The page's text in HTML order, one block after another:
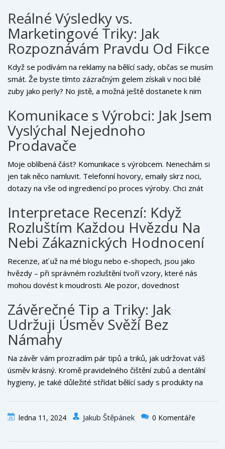
sociální sítě, a já si každou pečlivě přečtu a zaznamenám si
zajímavé poznatky. Bruno se sice o zpětnou vazbu nezajímá
tak, jak bych si přál, ale on má radost hlavně z dobře
upečené kosti, takže jeho prioritám rozumím.
Reálné Výsledky vs.
Marketingové Triky: Jak
Rozpoznávám Pravdu Od Fikce
Když se podívám na reklamy na bělící sady, občas se musím
smát. Že byste tímto zázračným gelem získali v noci bílé
zuby jako perly? No jistě, a možná ještě dostanete k nim
výsledky od těch, co jsou přehnané. Pro pravdivé hodnocení
je důležité brát v potaz vědecké studie a recenze od
odborníků, spíše než sliby z reklam. A ano, i osobní zkušenost
hraje roli, ale kdybych toho do vás chtěl nalít víc, než je
zdrávo, přísahám, že Bruno by mě uštknul – a on má k tomu
dobrý důvod, protože pravda je pro nás oba důležitá.
Komunikace s Výrobci: Jak Jsem
Vyslýchal Nejednoho
Prodavače
Moje oblíbená část? Komunikace s výrobcem. Nenechám si
jen tak něco namluvit. Telefonní hovory, emaily skrz noci,
dotazy na vše od ingrediencí po proces výroby. Chci znát
co bychom my, uživatelé, rádi zlepšili nebo viděli jinak. Je
fascinující sledovat, jak se náš feedback může odrazit v
budoucích produktech. A když mi přijde odpověď, která je
tuctová a bez duše, věřte mi, že to v recenzích znát bude.
Interpretace Recenzí: Když
Rozluštím Každou Hvězdu Na
Nebi Zákaznických Hodnocení
Recenze, ať už na mé blogu nebo e-shopech, jsou jako
hvězdy – při správném rozluštění tvoří vzory, které nás
mohou dovést k moudrosti. Ale pozor, dovednost
interpretovat hodnocení zákazníků vyžaduje určitou praxi. Ne
všechny hvězdičky svítí stejně jasně, a tak je třeba naučit se
rozpoznávat mezi řádky to, co je pravdivé a co pouhé
extravagantní tvrzení. Rozhodně také doporučuji
nespolehnout se pouze na počet hvězdiček, ale číst celé
recenze, protože tam je možné najít skutečné klenoty
informací. A když něco není jasné, nebojím se zákazníka
kontaktovat a požádat o doplňující informace – ověření je
Závěrečné Tip a Triky: Jak
Udržuji Úsměv Svěží Bez
Námahy
Na závěr vám prozradím pár tipů a triků, jak udržovat váš
úsměv krásný. Kromě pravidelného čištění zubů a dentální
hygieny, je také důležité střídat bělící sady s produkty na
stomatologa. A když to celé zní jako příliš práce, pamatujte,
na vás Bruno usměje svými bílými jezevčími zuby, všechno
ledna 11, 2024 Jakub Štěpánek 0 Komentáře